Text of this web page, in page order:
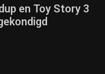
en Toy Story 3